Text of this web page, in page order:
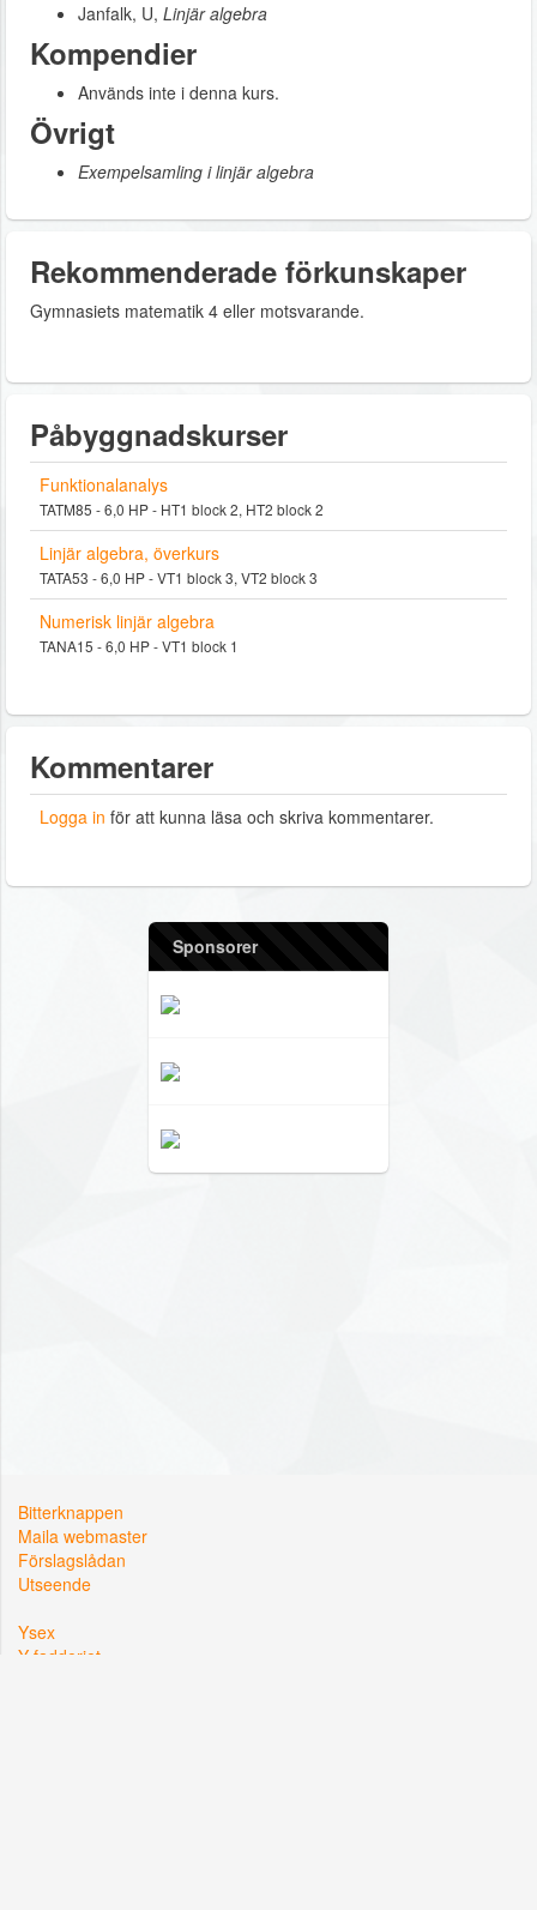
Janfalk, U, Linjär algebra
Kompendier
Används inte i denna kurs.
Övrigt
Exempelsamling i linjär algebra
Rekommenderade förkunskaper
Gymnasiets matematik 4 eller motsvarande.
Påbyggnadskurser
Funktionalanalys
TATM85 - 6,0 HP - HT1 block 2, HT2 block 2
Linjär algebra, överkurs
TATA53 - 6,0 HP - VT1 block 3, VT2 block 3
Numerisk linjär algebra
TANA15 - 6,0 HP - VT1 block 1
Kommentarer
Logga in för att kunna läsa och skriva kommentarer.
Sponsorer
Bitterknappen
Maila webmaster
Förslagslådan
Utseende
Ysex
Y-fadderiet